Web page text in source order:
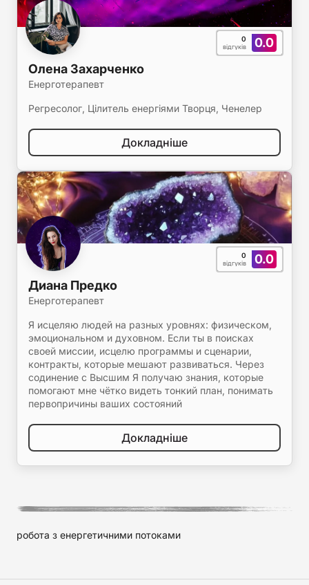
0.0
0
відгуків
Олена Захарченко
Енерготерапевт
Регресолог, Цілитель енергіями Творця, Ченелер
Докладніше
0.0
0
відгуків
Диана Предко
Енерготерапевт
Я исцеляю людей на разных уровнях: физическом,
эмоциональном и духовном. Если ты в поисках
своей миссии, исцелю программы и сценарии,
контракты, которые мешают развиваться. Через
содинение с Высшим Я получаю знания, которые
помогают мне чётко видеть тонкий план, понимать
первопричины ваших состояний
Докладніше
робота з енергетичними потоками